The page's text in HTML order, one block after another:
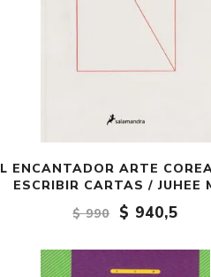
ENCANTADOR ARTE
ESCRIBIR CARTAS / JUHEE
$ 990
$ 940,5